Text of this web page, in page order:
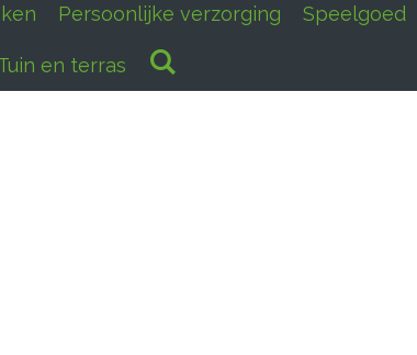
Persoonlijke verzorging Speelgoed
en terras